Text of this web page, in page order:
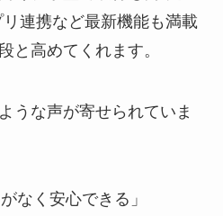
連携など最新機能も満載
と高めてくれます。
うな声が寄せられていま
なく安心できる」